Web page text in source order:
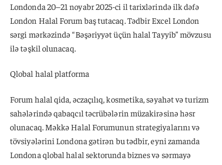
Londonda 20–21 noyabr 2025-ci il tarixlərində ilk dəfə
London Halal Forum baş tutacaq. Tədbir Excel London
sərgi mərkəzində “Bəşəriyyət üçün halal Tayyib” mövzusu
ilə təşkil olunacaq.
Qlobal halal platforma
Forum halal qida, əczaçılıq, kosmetika, səyahət və turizm
sahələrində qabaqcıl təcrübələrin müzakirəsinə həsr
olunacaq. Məkkə Halal Forumunun strategiyalarını və
tövsiyələrini Londona gətirən bu tədbir, eyni zamanda
Londona qlobal halal sektorunda biznes və sərmayə